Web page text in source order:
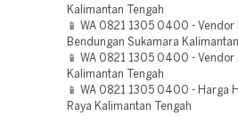
Kalimantan Tengah
📱 WA 0821 1305 0400 -
Bendungan Sukamara
📱 WA 0821 1305 0400 -
Kalimantan Tengah
📱 WA 0821 1305 0400 - Harga
Raya Kalimantan Tengah